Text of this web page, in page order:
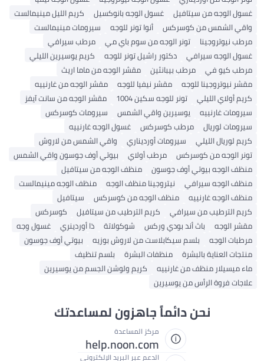
غسول الوجه من سيتافيل
غسول الوجه بانوكسيل
كريم الليل مينيمالست
واقي الشمس من كوسركس
أنوا تونر للوجه
سيرومات مينيمالست
مرطب نيوتروجينا
تونر الوجه من سوم باي مي
مرطب سيرافي
غسول الوجه سيرافي
دكتور راشيل تونر للوجه
كريم يوسيرين الليلي
مرطب كيو في
مرطب بيبانثين
مقشر الوجه من ماما اريث
مقشر نيوتروجينا للوجه
مقشر نيفيا للوجه
مقشر الوجه من غارنييه
كريم أولاي الليلي
تونر للوجه سكين 1004
مقشر الوجه من سانت آيفز
سيرومات غارنييه
يوسيرين واقي الشمس
سيرومات كوسركس
سيرومات لوريال
مرطب كوسركس
غسول الوجه غارنييه
كريم لوريال الليلي
سيرومات أورديناري
واقي الشمس من لاروش
تونر الوجه من كوسركس
مرطب أولاي
بيوتي أوف جوسون واقي الشمس
منظف ​​الوجه بيوتي أوف جوسون
منظف ​​الوجه من سيتافيل
منظف ​​الوجه سيرافي
نيتروجينا منظف الوجه
منظف ​​الوجه مينيمالست
منظف ​​الوجه غارنييه
منظف ​​الوجه من كوسركس
سيتافيل
كريم الترطيب من سيرافي
كريم الترطيب من سيتافيل
كوسركس
مقشر الوجه
باث أند بودي وركس شوكولاتة ذا أوردينري
غسول وجه
مرطبات الوجه
بلسم سيكابلاست من لاروش بوزيه
بيوتي أوف جوسون
منتجات العناية بالبشرة
منظفات البشرة
بلسم تنظيف
ماء ميسيلار منظف من غارنييه
كريم ولوشن الجسم من يوسيرين
علاجات فروة الرأس من يوسيرين
نحن دائماً جاهزون لمساعدتك
مركز المساعدة
help.noon.com
الدعم عبر البريد الإلكتروني